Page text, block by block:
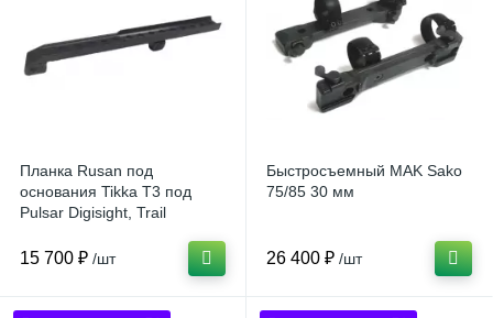
Планка Rusan под
основания Tikka T3 под
Pulsar Digisight, Trail
15 700 ₽ /шт
Быстросъемный MAK Sako
75/85 30 мм
26 400 ₽ /шт